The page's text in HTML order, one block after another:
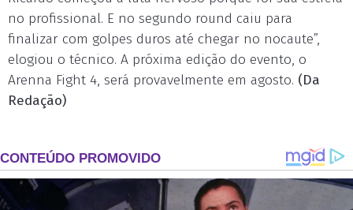
no profissional. E no segundo round caiu para
finalizar com golpes duros até chegar no nocaute”,
elogiou o técnico. A próxima edição do evento, o
Arenna Fight 4, será provavelmente em agosto. (Da
Redação)